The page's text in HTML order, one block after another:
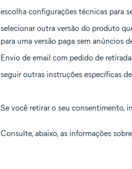
escolha configurações técnicas para
selecionar outra versão do produto
para uma versão paga sem anúncios
Envio de email com pedido de
seguir outras instruções específicas
Se você retirar o seu consentimento,
Consulte, abaixo, as informações